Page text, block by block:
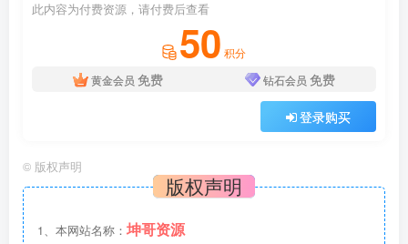
此内容为付费资源，请付费后查看
50 积分
黄金会员 免费 钻石会员 免费
登录购买
© 版权声明
版权声明
1、本网站名称： 坤哥资源